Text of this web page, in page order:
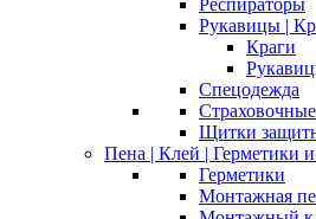
Респираторы
Рукавицы |
Краги
Спецодежда
Щитки
Пена | Клей | Герметики
Герметики
Монтажная